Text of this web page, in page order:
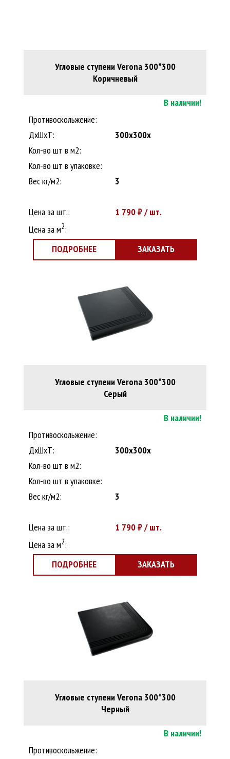
Угловые ступени Verona 300*300
Коричневый
В наличии!
Противоскольжение:
ДxШхТ:
300x300x
Кол-во шт в м2:
Кол-во шт в упаковке:
Вес кг/м2:
3
Цена за шт.: 1 790₽ / шт.
Цена за м2:
ПОДРОБНЕЕ ЗАКАЗАТЬ
Угловые ступени Verona 300*300
Серый
В наличии!
Противоскольжение:
ДxШхТ:
300x300x
Кол-во шт в м2:
Кол-во шт в упаковке:
Вес кг/м2:
3
Цена за шт.: 1 790₽ / шт.
Цена за м2:
ПОДРОБНЕЕ ЗАКАЗАТЬ
Угловые ступени Verona 300*300
Черный
В наличии!
Противоскольжение: